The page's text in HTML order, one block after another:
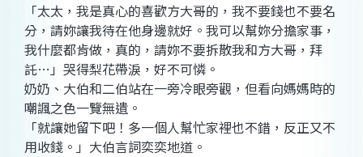
「太太，我是真心的喜歡方大哥的，我不要錢也不要名
分，請妳讓我待在他身邊就好。我可以幫妳分擔家事，
我什麼都肯做，真的，請妳不要拆散我和方大哥，拜
託…」哭得梨花帶淚，好不可憐。
奶奶、大伯和二伯站在一旁冷眼旁觀，但看向媽媽時的
嘲諷之色一覽無遺。
「就讓她留下吧！多一個人幫忙家裡也不錯，反正又不
用收錢。」大伯言詞奕奕地道。